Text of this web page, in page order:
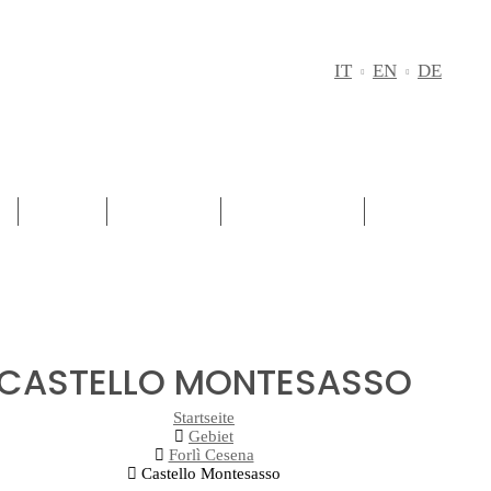
IT EN DE
MONTESASSO
Startseite
Gebiet
Forlì Cesena
Castello Montesasso